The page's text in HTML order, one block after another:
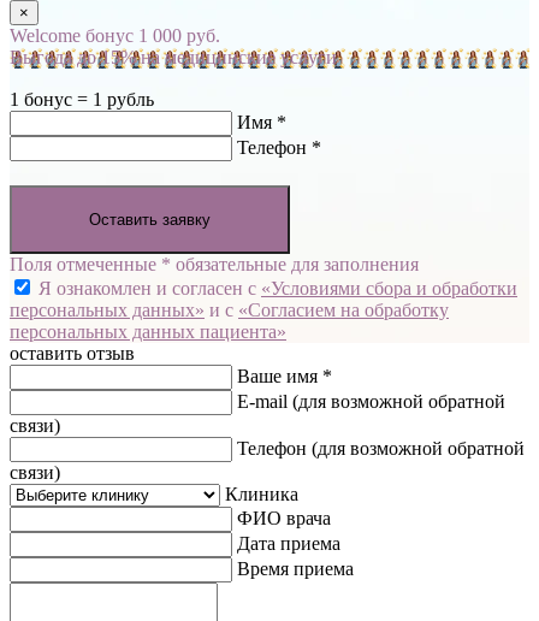
×
Welcome бонус 1 000 руб.
Выгода до 15% на медицинские услуги
1 бонус = 1 рубль
Имя *
Телефон *
Оставить заявку
Поля отмеченные * обязательные для заполнения
Я ознакомлен и согласен с «Условиями сбора и обработки
персональных данных» и с «Согласием на обработку
персональных данных пациента»
оставить отзыв
Ваше имя *
E-mail (для возможной обратной
связи)
Телефон (для возможной обратной
связи)
Клиника
ФИО врача
Дата приема
Время приема